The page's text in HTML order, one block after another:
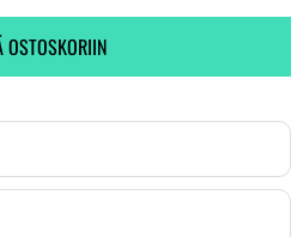
OSTOSKORIIN